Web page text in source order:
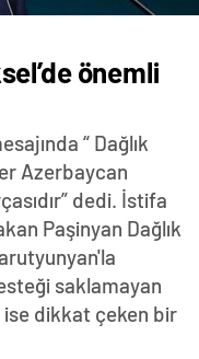
önemli
“ Dağlık
Azerbaycan
dedi. İstifa
Paşinyan Dağlık
saklamayan
ise dikkat çeken bir